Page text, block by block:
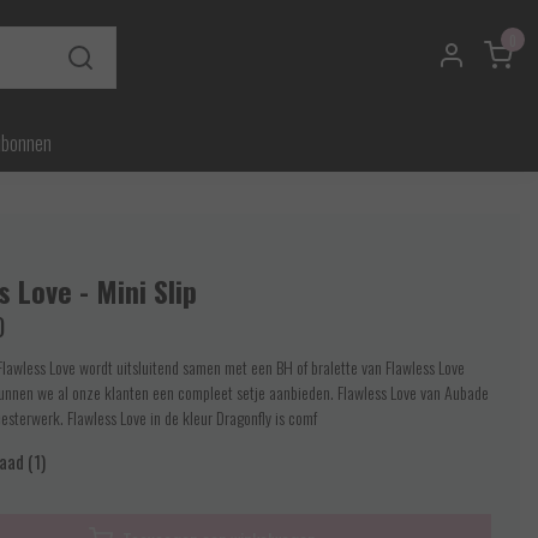
Love - Mini Slip
Love wordt uitsluitend samen met een BH of bralette van Flawless Love
we al onze klanten een compleet setje aanbieden. Flawless Love van Aubade
Flawless Love in de kleur Dragonfly is comf
(1)